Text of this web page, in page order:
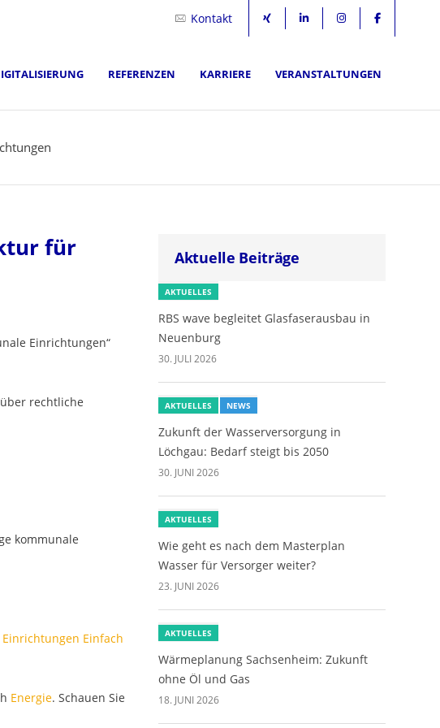
Kontakt
REFERENZEN KARRIERE VERANSTALTUNGEN
für
Einrichtungen“
rechtliche
kommunale
Einfach
Energie. Schauen Sie
Aktuelle Beiträge
AKTUELLES
RBS wave begleitet Glasfaserausbau in
Neuenburg
30. JULI 2026
AKTUELLES NEWS
Zukunft der Wasserversorgung in
Löchgau: Bedarf steigt bis 2050
30. JUNI 2026
AKTUELLES
Wie geht es nach dem Masterplan
Wasser für Versorger weiter?
23. JUNI 2026
AKTUELLES
Wärmeplanung Sachsenheim: Zukunft
ohne Öl und Gas
18. JUNI 2026